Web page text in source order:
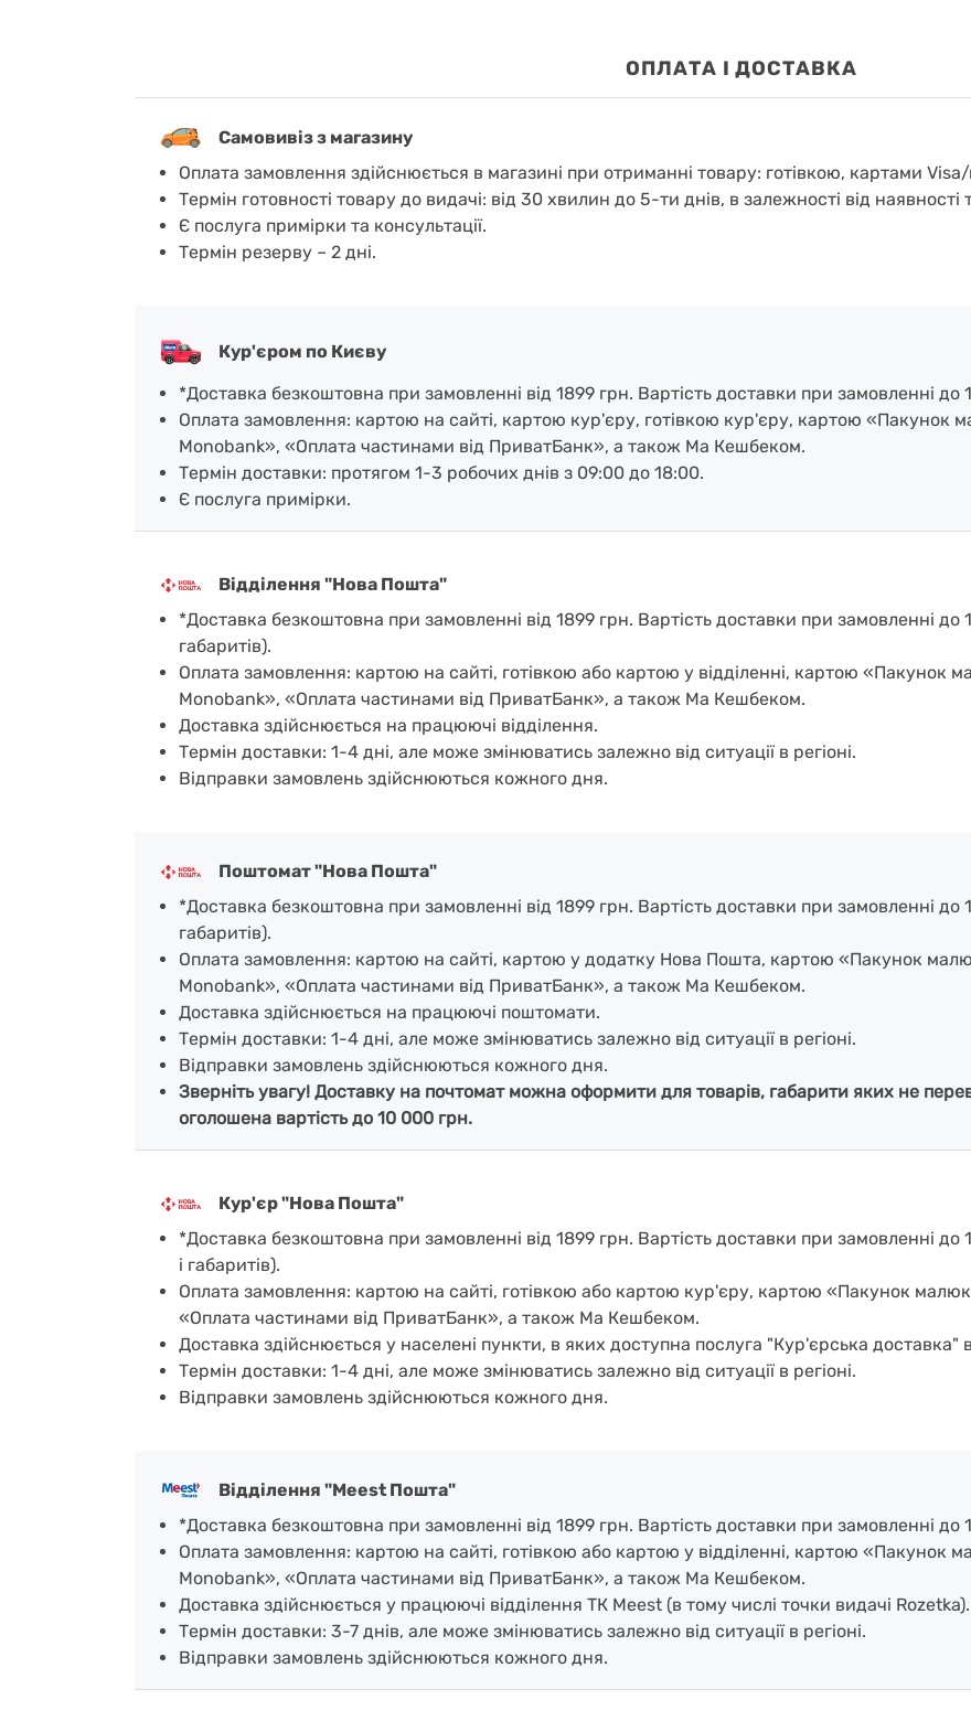
OПЛАТА І ДОСТАВКА
Самовивіз з магазину
Оплата замовлення здійснюється в магазині при отриманні товару: готівкою, картами
Термін готовності товару до видачі: від 30 хвилин до 5-ти днів, в залежності від наявності
Є послуга примірки та консультації.
Термін резерву – 2 дні.
Кур'єром по Києву
*Доставка безкоштовна при замовленні від 1899 грн. Вартість доставки при замовленні до
Оплата замовлення: картою на сайті, картою кур'єру, готівкою кур'єру, картою «Пакунок
Monobank», «Оплата частинами від ПриватБанк», а також Ма Кешбеком.
Термін доставки: протягом 1-3 робочих днів з 09:00 до 18:00.
Є послуга примірки.
Відділення "Нова Пошта"
*Доставка безкоштовна при замовленні від 1899 грн. Вартість доставки при замовленні до
габаритів).
Оплата замовлення: картою на сайті, готівкою або картою у відділенні, картою «Пакунок
Monobank», «Оплата частинами від ПриватБанк», а також Ма Кешбеком.
Доставка здійснюється на працюючі відділення.
Термін доставки: 1-4 дні, але може змінюватись залежно від ситуації в регіоні.
Відправки замовлень здійснюються кожного дня.
Поштомат "Нова Пошта"
*Доставка безкоштовна при замовленні від 1899 грн. Вартість доставки при замовленні до
габаритів).
Оплата замовлення: картою на сайті, картою у додатку Нова Пошта, картою «Пакунок
Monobank», «Оплата частинами від ПриватБанк», а також Ма Кешбеком.
Доставка здійснюється на працюючі поштомати.
Термін доставки: 1-4 дні, але може змінюватись залежно від ситуації в регіоні.
Відправки замовлень здійснюються кожного дня.
Зверніть увагу! Доставку на почтомат можна оформити для товарів, габарити яких не
оголошена вартість до 10 000 грн.
Кур'єр "Нова Пошта"
*Доставка безкоштовна при замовленні від 1899 грн. Вартість доставки при замовленні до
і габаритів).
Оплата замовлення: картою на сайті, готівкою або картою кур'єру, картою «Пакунок
«Оплата частинами від ПриватБанк», а також Ма Кешбеком.
Доставка здійснюється у населені пункти, в яких доступна послуга "Кур'єрська доставка"
Термін доставки: 1-4 дні, але може змінюватись залежно від ситуації в регіоні.
Відправки замовлень здійснюються кожного дня.
Відділення "Meest Пошта"
*Доставка безкоштовна при замовленні від 1899 грн. Вартість доставки при замовленні до
Оплата замовлення: картою на сайті, готівкою або картою у відділенні, картою «Пакунок
Monobank», «Оплата частинами від ПриватБанк», а також Ма Кешбеком.
Доставка здійснюється у працюючі відділення ТК Meest (в тому числі точки видачі Rozetka).
Термін доставки: 3-7 днів, але може змінюватись залежно від ситуації в регіоні.
Відправки замовлень здійснюються кожного дня.